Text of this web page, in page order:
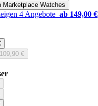
Marketplace Watches
4 Angebote ab 149,00 €
€